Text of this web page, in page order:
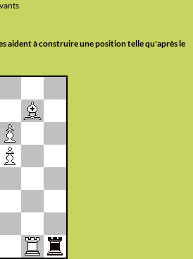
aident à construire une position telle qu'après le